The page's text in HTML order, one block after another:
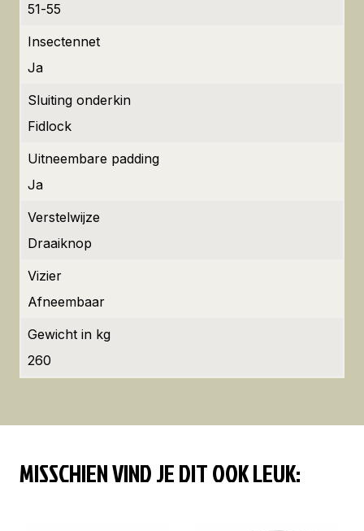
51-55
Insectennet
Ja
Sluiting onderkin
Fidlock
Uitneembare padding
Ja
Verstelwijze
Draaiknop
Vizier
Afneembaar
Gewicht in kg
260
MISSCHIEN VIND JE DIT OOK LEUK: